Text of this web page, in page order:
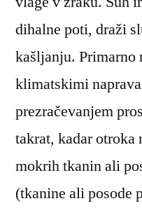
dihalne poti, draži
kašljanju.
klimatskimi
prezračevanjem
takrat, kadar otroka
mokrih tkanin ali
(tkanine ali posode